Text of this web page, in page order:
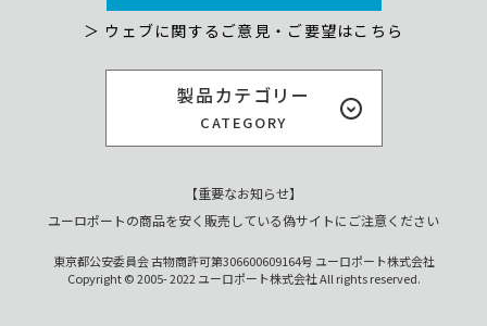
製品カテゴリー
CATEGORY
＞ ウェブに関するご意見・ご要望はこちら
【重要なお知らせ】
ユーロポートの商品を安く販売している偽サイトにご注意ください
東京都公安委員会 古物商許可第306600609164号 ユーロポート株式会社
Copyright © 2005- 2022 ユーロポート株式会社 All rights reserved.